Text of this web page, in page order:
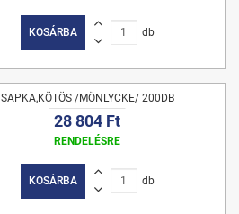
KOSÁRBA db
SAPKA,KÖTÖS /MÖNLYCKE/ 200DB
28 804 Ft
RENDELÉSRE
KOSÁRBA db